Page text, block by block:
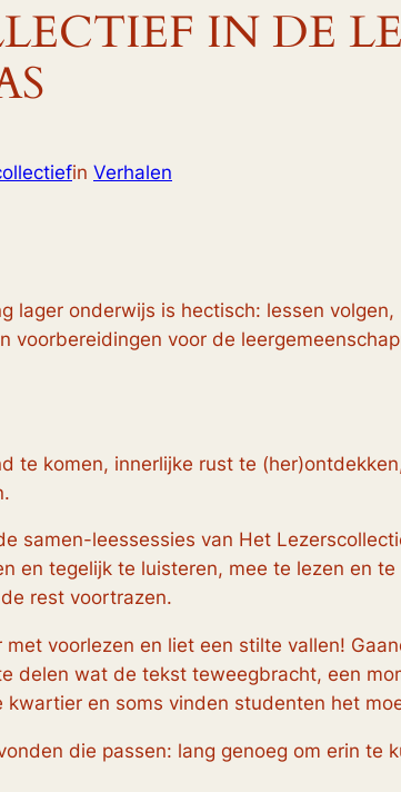
IN DE
in Verhalen
lager onderwijs is hectisch: lessen
voor de
te komen, innerlijke rust te
samen-leessessies van Het
en tegelijk te luisteren, mee te lezen en
rest voortrazen.
voorlezen en liet een stilte vallen!
delen wat de tekst teweegbracht, een
en soms vinden studenten het
die passen: lang genoeg om erin te